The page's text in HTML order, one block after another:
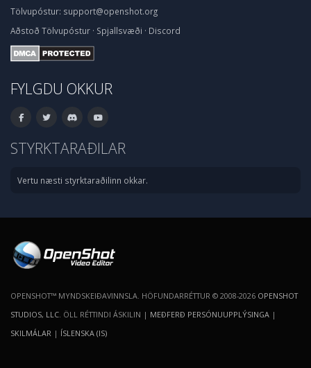
Tölvupóstur: support@openshot.org
Aðstoð Tölvupóstur · Spjallsvæði · Discord
FYLGDU OKKUR
STYRKTARAÐILAR
Vertu næsti styrktaraðilinn okkar.
OPENSHOT™ MYNDSKEIÐAVINNSLA. HÖFUNDARRÉTTUR © 2008-2026 OPENSHOT
STUDIOS, LLC . ÖLL RÉTTINDI ÁSKILIN | MEÐFERÐ PERSÓNUUPPLÝSINGA |
SKILMÁLAR | ÍSLENSKA (IS)